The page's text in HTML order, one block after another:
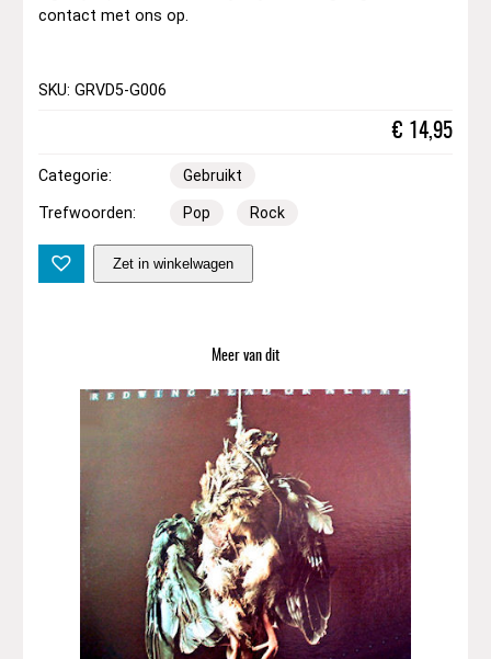
contact met ons op.
SKU: GRVD5-G006
€ 14,95
Categorie: Gebruikt
Trefwoorden: Pop Rock
r
e
l
g
o
o
d
–
F
a
s
t
W
Zet in winkelwagen
Meer van dit